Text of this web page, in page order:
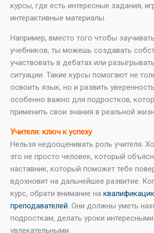
курсы, где есть интересные задания,
интерактивные материалы.
Например, вместо того чтобы
учебников, ты можешь создавать
участвовать в дебатах или
ситуации. Такие курсы помогают не
освоить язык, но и развить
особенно важно для подростков,
применить свои знания в реальной
Учителя: ключ к успеху
Нельзя недооценивать роль учителя.
это не просто человек, который
наставник, который поможет тебе
вдохновит на дальнейшее развитие.
курс, обрати внимание на
преподавателей . Они должны уметь
подросткам, делать уроки
увлекательными.